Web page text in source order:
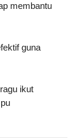
membantu
guna
ikut